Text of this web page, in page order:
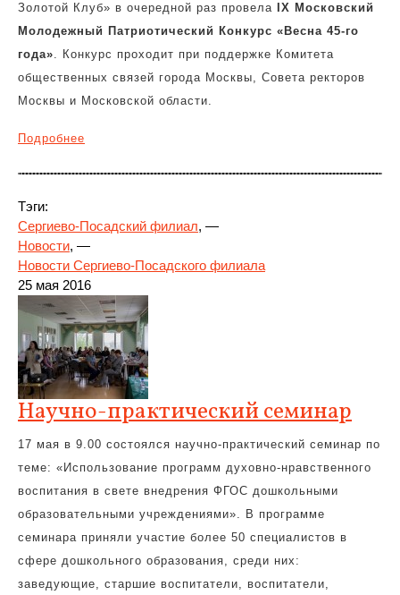
Золотой Клуб» в очередной раз провела
IX Московский
Молодежный Патриотический Конкурс «Весна 45-го
года». Конкурс проходит при поддержке Комитета
общественных связей города Москвы, Совета ректоров
Москвы и Московской области.
Подробнее
Тэги:
Сергиево-Посадский филиал, —
Новости, —
Новости Сергиево-Посадского филиала
25 мая 2016
Научно-практический семинар
17 мая в 9.00 состоялся научно-практический семинар по
теме: «Использование программ духовно-нравственного
воспитания в свете внедрения ФГОС дошкольными
образовательными учреждениями». В программе
семинара приняли участие более 50 специалистов в
сфере дошкольного образования, среди них:
заведующие, старшие воспитатели, воспитатели,